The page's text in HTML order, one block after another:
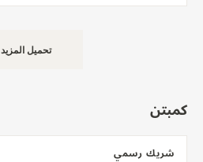
تحميل المزيد
كمبتن
شريك رسمي